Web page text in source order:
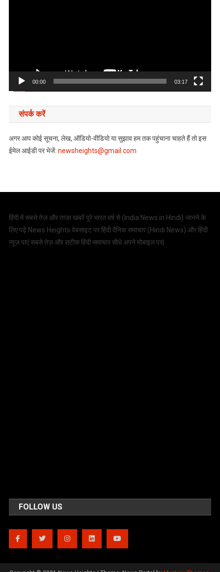
00:00 03:17
संपर्क करें
अगर आप कोई सूचना, लेख, ऑडियो-वीडियो या सुझाव हम तक पहुंचाना चाहते हैं तो इस
ईमेल आईडी पर भेजें: newsheights@gmail.com
हिंदी में सबसे तेज़ और ताज़ा खबरें पूरे भारत वर्ष से ( India News in Hindi) जानने के
लिए पढ़ें News Heights वेबसाइट पर हिंदी दैनिक समाचार (Hindi News) और हिंदी
न्यूज़ पाएं सबसे तेज़ और सटीक हिंदी समाचार सीधे अपने मोबाइल पर|
FOLLOW US